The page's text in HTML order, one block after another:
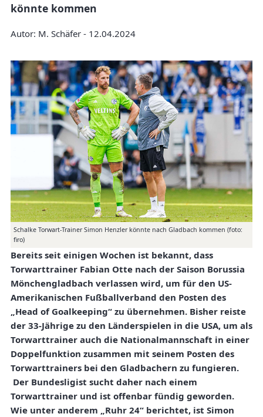
könnte kommen
Autor: M. Schäfer - 12.04.2024
Schalke Torwart-Trainer Simon Henzler könnte nach Gladbach kommen (foto:
firo)
Bereits seit einigen Wochen ist bekannt, dass
Torwarttrainer Fabian Otte nach der Saison Borussia
Mönchengladbach verlassen wird, um für den US-
Amerikanischen Fußballverband den Posten des
„Head of Goalkeeping“ zu übernehmen. Bisher reiste
der 33-Jährige zu den Länderspielen in die USA, um als
Torwarttrainer auch die Nationalmannschaft in einer
Doppelfunktion zusammen mit seinem Posten des
Torwarttrainers bei den Gladbachern zu fungieren.
Der Bundesligist sucht daher nach einem
Torwarttrainer und ist offenbar fündig geworden.
Wie unter anderem „Ruhr 24“ berichtet, ist Simon